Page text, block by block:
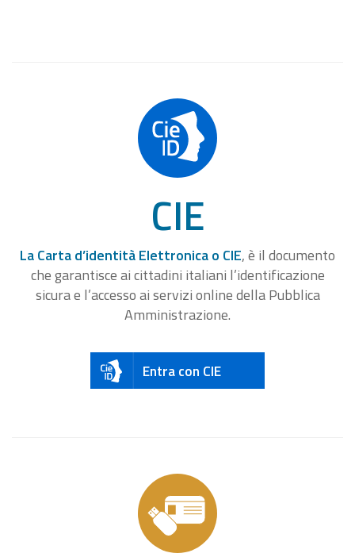
CIE
La Carta d’identità Elettronica o CIE, è il documento
che garantisce ai cittadini italiani l’identificazione
sicura e l’accesso ai servizi online della Pubblica
Amministrazione.
Entra con CIE